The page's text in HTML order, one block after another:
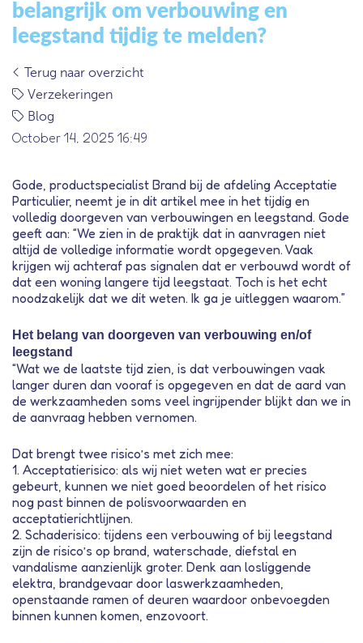
belangrijk om verbouwing en
leegstand tijdig te melden?
Terug naar overzicht
Verzekeringen
Blog
October 14, 2025 16:49
Gode, productspecialist Brand bij de afdeling Acceptatie
Particulier, neemt je in dit artikel mee in het tijdig en
volledig doorgeven van verbouwingen en leegstand. Gode
geeft aan: “We zien in de praktijk dat in aanvragen niet
altijd de volledige informatie wordt opgegeven. Vaak
krijgen wij achteraf pas signalen dat er verbouwd wordt of
dat een woning langere tijd leegstaat. Toch is het echt
noodzakelijk dat we dit weten. Ik ga je uitleggen waarom.”
Het belang van doorgeven van verbouwing en/of
leegstand
“Wat we de laatste tijd zien, is dat verbouwingen vaak
langer duren dan vooraf is opgegeven en dat de aard van
de werkzaamheden soms veel ingrijpender blijkt dan we in
de aanvraag hebben vernomen.
Dat brengt twee risico’s met zich mee:
1. Acceptatierisico: als wij niet weten wat er precies
gebeurt, kunnen we niet goed beoordelen of het risico
nog past binnen de polisvoorwaarden en
acceptatierichtlijnen.
2. Schaderisico: tijdens een verbouwing of bij leegstand
zijn de risico’s op brand, waterschade, diefstal en
vandalisme aanzienlijk groter. Denk aan losliggende
elektra, brandgevaar door laswerkzaamheden,
openstaande ramen of deuren waardoor onbevoegden
binnen kunnen komen, enzovoort.